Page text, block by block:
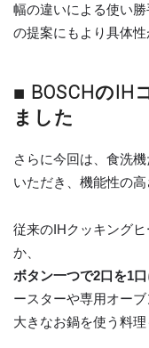
幅の違いによる使い
の提案にもより具体性
■ BOSCHのIH
ました
さらに今回は、食洗機
いただき、機能性の高
従来のIHクッキング
か、
ボタン一つで2口を1
ースターや専用オーブ
大きなお鍋を使う料理